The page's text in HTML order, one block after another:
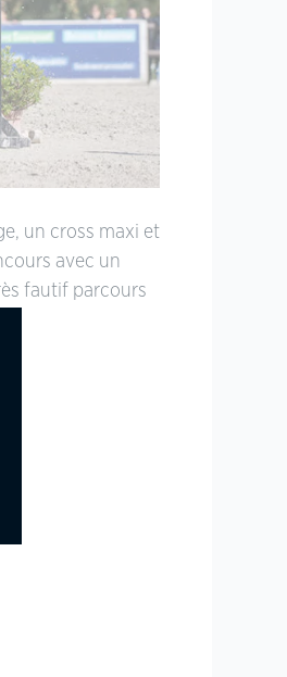
un cross maxi et
avec un
fautif parcours